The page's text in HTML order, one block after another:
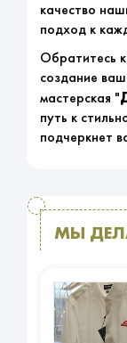
качество
подход к
Обратитесь
создание
мастерская "
путь к
подчеркнет
МЫ